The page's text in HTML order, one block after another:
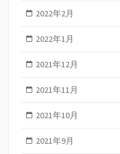
2022年2月
2022年1月
2021年12月
2021年11月
2021年10月
2021年9月